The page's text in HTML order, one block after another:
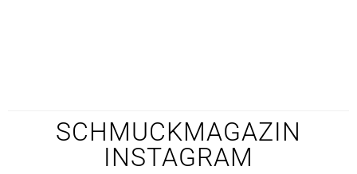
SCHMUCKMAGAZIN
INSTAGRAM